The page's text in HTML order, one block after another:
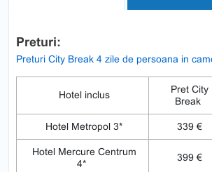
Preturi:
Preturi City Break 4 zile de persoana in
Hotel inclus
Pret City
Break
Hotel Metropol 3* 339 €
Hotel Mercure Centrum
4*
399 €